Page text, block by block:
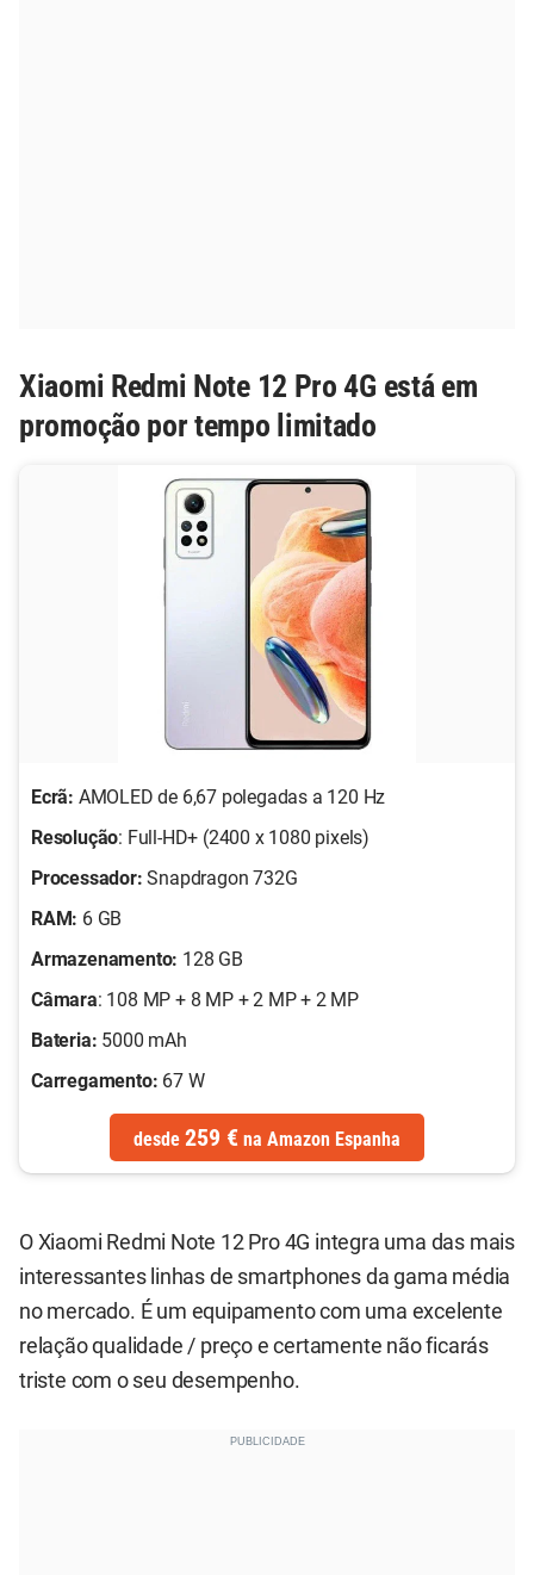
Xiaomi Redmi Note 12 Pro 4G está em
promoção por tempo limitado
Ecrã: AMOLED de 6,67 polegadas a 120 Hz
Resolução: Full-HD+ (2400 x 1080 pixels)
Processador: Snapdragon 732G
RAM: 6 GB
Armazenamento: 128 GB
Câmara: 108 MP + 8 MP + 2 MP + 2 MP
Bateria: 5000 mAh
Carregamento: 67 W
desde 259 € na Amazon Espanha
O Xiaomi Redmi Note 12 Pro 4G integra uma das mais
interessantes linhas de smartphones da gama média
no mercado. É um equipamento com uma excelente
relação qualidade / preço e certamente não ficarás
triste com o seu desempenho.